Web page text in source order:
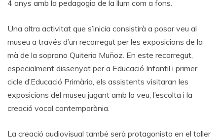
4 anys amb la pedagogia de la llum com a fons.
Una altra activitat que s’inicia consistirà a posar veu al
museu a través d’un recorregut per les exposicions de la
mà de la soprano Quiteria Muñoz. En este recorregut,
especialment dissenyat per a Educació Infantil i primer
cicle d’Educació Primària, els assistents visitaran les
exposicions del museu jugant amb la veu, l’escolta i la
creació vocal contemporània.
La creació audiovisual també serà protagonista en el taller